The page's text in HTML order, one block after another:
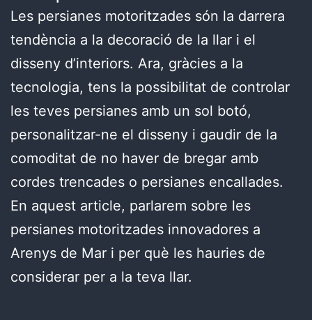
Les persianes motoritzades són la darrera
tendència a la decoració de la llar i el
disseny d’interiors. Ara, gràcies a la
tecnologia, tens la possibilitat de controlar
les teves persianes amb un sol botó,
personalitzar-ne el disseny i gaudir de la
comoditat de no haver de bregar amb
cordes trencades o persianes encallades.
En aquest article, parlarem sobre les
persianes motoritzades innovadores a
Arenys de Mar i per què les hauries de
considerar per a la teva llar.